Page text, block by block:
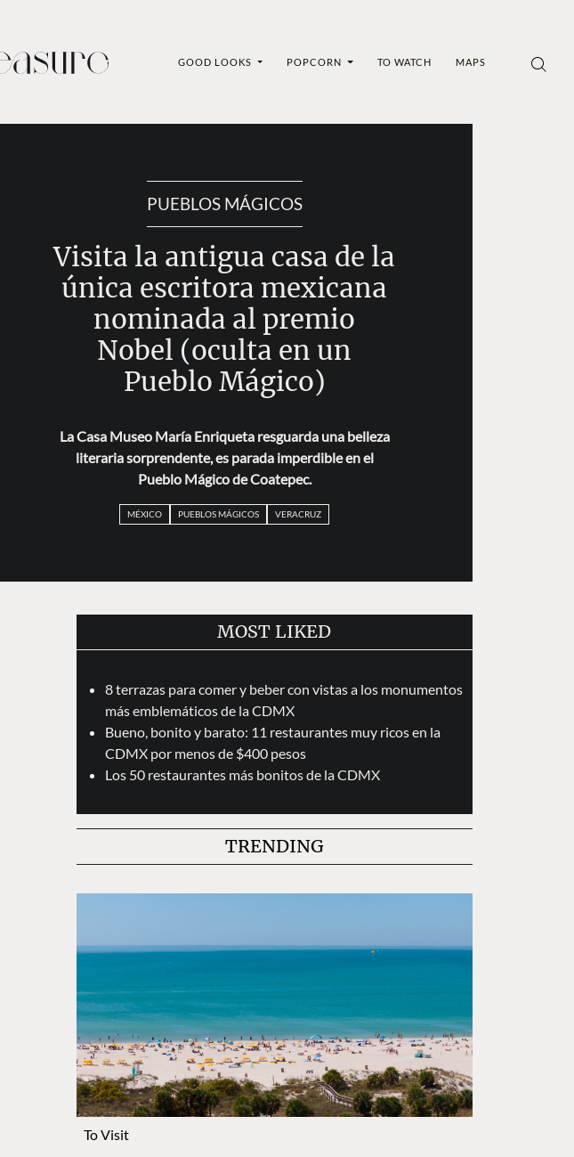
GOOD LOOKS POPCORN TO WATCH MAPS
PUEBLOS MÁGICOS
Visita la antigua casa de la
única escritora mexicana
nominada al premio
Nobel (oculta en un
Pueblo Mágico)
La Casa Museo María Enriqueta resguarda una belleza
literaria sorprendente, es parada imperdible en el
Pueblo Mágico de Coatepec.
MÉXICO PUEBLOS MÁGICOS VERACRUZ
MOST LIKED
8 terrazas para comer y beber con vistas a los monumentos
más emblemáticos de la CDMX
Bueno, bonito y barato: 11 restaurantes muy ricos en la
CDMX por menos de $400 pesos
Los 50 restaurantes más bonitos de la CDMX
TRENDING
To Visit